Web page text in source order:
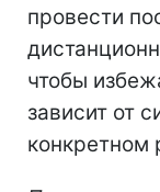
провести
чтобы
зависит от
конкретном